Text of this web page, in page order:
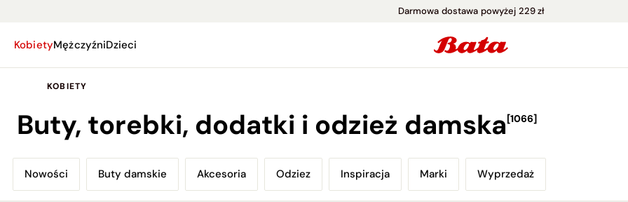
Darmowa dostawa powyżej 229 zł
KobietyMężczyźniDzieci
KOBIETY
Buty, torebki, dodatki i odzież damska[1066]
Nowości
Nowości Buty damskie
Buty damskie Akcesoria
Akcesoria Odziez
Odziez Inspiracja
Inspiracja Marki
Marki Wyprzedaż
Wyprzedaż